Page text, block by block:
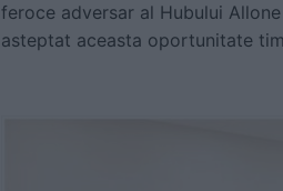
feroce adversar al Hubului
asteptat aceasta oportunitate